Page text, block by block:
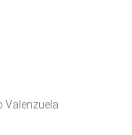
Valenzuela